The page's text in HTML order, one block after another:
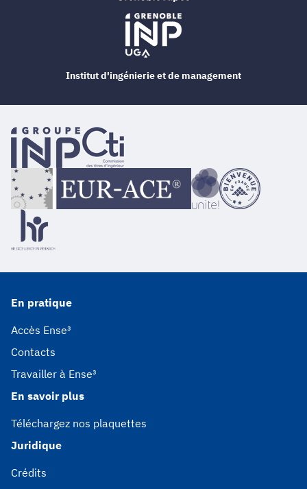
En pratique
Accès Ense³
Contacts
Travailler à Ense³
En savoir plus
Téléchargez nos plaquettes
Juridique
Crédits
Institut d'ingénierie et de management